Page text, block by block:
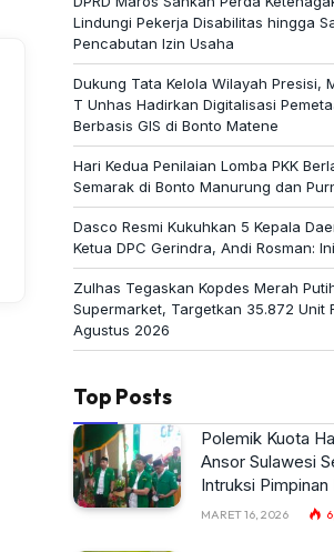
Lindungi Pekerja Disabilitas hingga
Pencabutan Izin Usaha
Dukung Tata Kelola Wilayah Presisi,
T Unhas Hadirkan Digitalisasi
Berbasis GIS di Bonto Matene
Hari Kedua Penilaian Lomba PKK
Semarak di Bonto Manurung dan
Dasco Resmi Kukuhkan 5 Kepala
Ketua DPC Gerindra, Andi Rosman:
Zulhas Tegaskan Kopdes Merah
Supermarket, Targetkan 35.872 Unit
Agustus 2026
Top Posts
Polemik Kuota
Ansor Sulawesi
Intruksi Pimpinan
MARET 16, 2026